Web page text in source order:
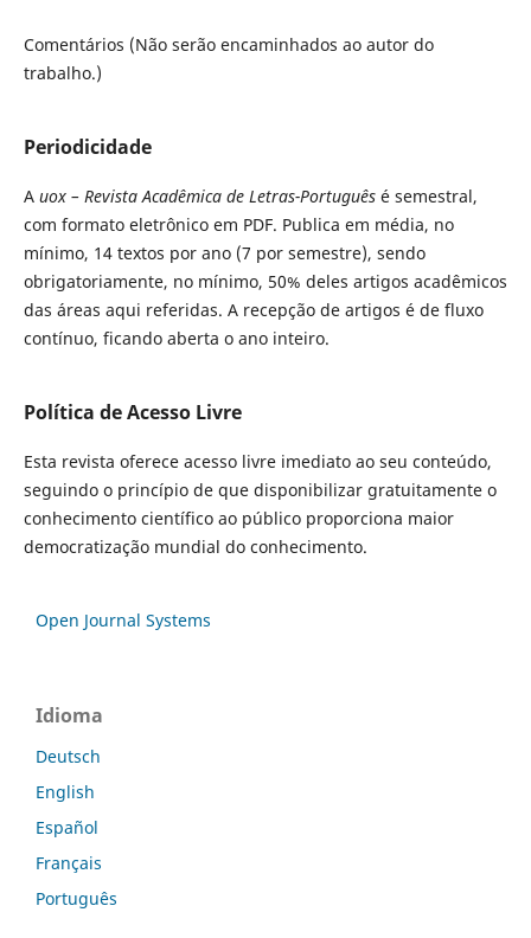
Comentários (Não serão encaminhados ao autor do
trabalho.)
Periodicidade
A uox – Revista Acadêmica de Letras-Português é semestral,
com formato eletrônico em PDF. Publica em média, no
mínimo, 14 textos por ano (7 por semestre), sendo
obrigatoriamente, no mínimo, 50% deles artigos acadêmicos
das áreas aqui referidas. A recepção de artigos é de fluxo
contínuo, ficando aberta o ano inteiro.
Política de Acesso Livre
Esta revista oferece acesso livre imediato ao seu conteúdo,
seguindo o princípio de que disponibilizar gratuitamente o
conhecimento científico ao público proporciona maior
democratização mundial do conhecimento.
Open Journal Systems
Idioma
Deutsch
English
Español
Français
Português